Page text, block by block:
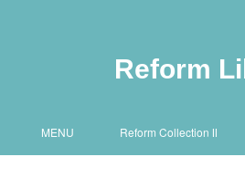
Reform
MENU Reform Collection Ⅱ